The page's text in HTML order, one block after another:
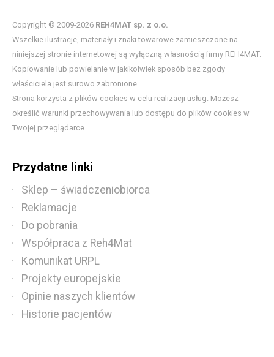
Copyright © 2009-2026 REH4MAT sp. z o.o.
Wszelkie ilustracje, materiały i znaki towarowe zamieszczone na
niniejszej stronie internetowej są wyłączną własnością firmy REH4MAT.
Kopiowanie lub powielanie w jakikolwiek sposób bez zgody
właściciela jest surowo zabronione.
Strona korzysta z plików cookies w celu realizacji usług. Możesz
określić warunki przechowywania lub dostępu do plików cookies w
Twojej przeglądarce.
Przydatne linki
Sklep – świadczeniobiorca
Reklamacje
Do pobrania
Współpraca z Reh4Mat
Komunikat URPL
Projekty europejskie
Opinie naszych klientów
Historie pacjentów